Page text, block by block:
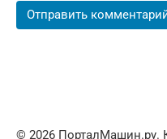
© 2026 ПорталМашин.ру.